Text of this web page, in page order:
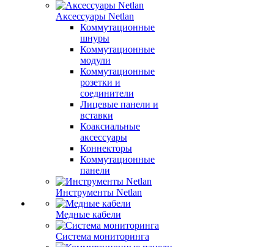
Аксессуары Netlan
Коммутационные
шнуры
Коммутационные
модули
Коммутационные
розетки и
соединители
Лицевые панели и
вставки
Коаксиальные
аксессуары
Коннекторы
Коммутационные
панели
Инструменты Netlan
Медные кабели
Система мониторинга